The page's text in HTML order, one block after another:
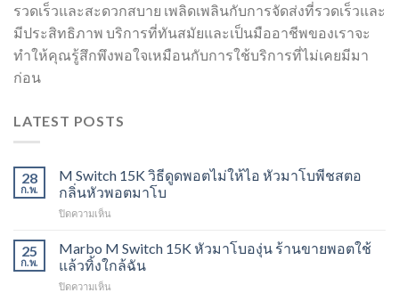
รวดเร็วและสะดวกสบาย เพลิดเพลินกับการจัดส่งที่รวดเร็วและ
มีประสิทธิภาพ บริการที่ทันสมัยและเป็นมืออาชีพของเราจะ
ทำให้คุณรู้สึกพึงพอใจเหมือนกับการใช้บริการที่ไม่เคยมีมา
ก่อน
LATEST POSTS
28
ก.พ.
M Switch 15K วิธีดูดพอตไม่ให้ไอ หัวมาโบพีชสตอ
กลิ่นหัวพอตมาโบ
ปิดความเห็น
Switch
15K
วิธี
ดูด
25
ก.พ.
Marbo M Switch 15K หัวมาโบองุ่น ร้านขายพอตใช้
แล้วทิ้งใกล้ฉัน
ปิดความเห็น